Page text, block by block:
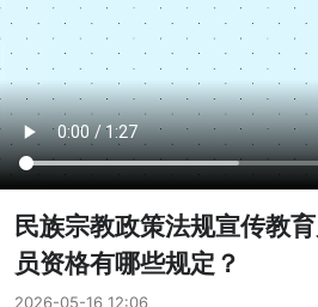
媒体看文山 直播
康养 社会
民族 商务
文山市 砚山县
民族宗教政策法规宣传教
员资格有哪些规定？
2026-05-16 12:06